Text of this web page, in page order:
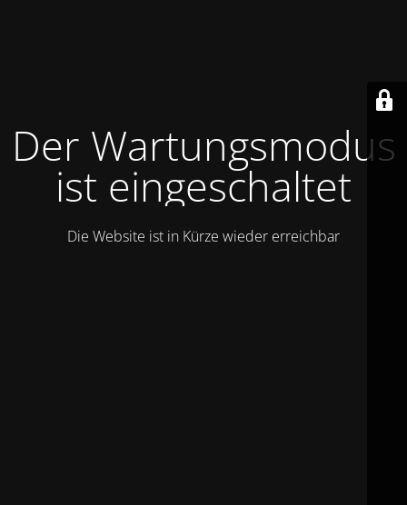
Der Wartungsmodus
ist eingeschaltet
Die Website ist in Kürze wieder erreichbar